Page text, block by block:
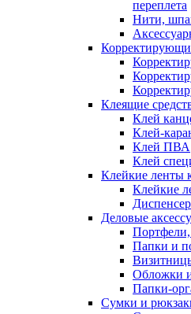
переплета
Нити,
Клеящие
Клей
Клей-
Клей ПВА
Клей
Клейкие ленты
Клейкие
Деловые
Папки и
Обложки
Папки-
Сумки и